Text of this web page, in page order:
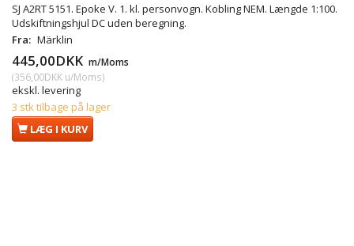
SJ A2RT 5151. Epoke V. 1. kl. personvogn. Kobling NEM. Længde 1:100.
Udskiftningshjul DC uden beregning.
Fra: Märklin
445,00DKK m/Moms
(356,00DKK u/Moms)
ekskl. levering
3 stk tilbage på lager
LÆG I KURV